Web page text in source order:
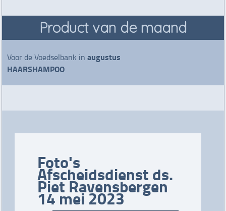
Foto's
Afscheidsdienst ds.
Piet Ravensbergen
14 mei 2023
Product van de maand
Voor de Voedselbank in augustus
HAARSHAMPOO